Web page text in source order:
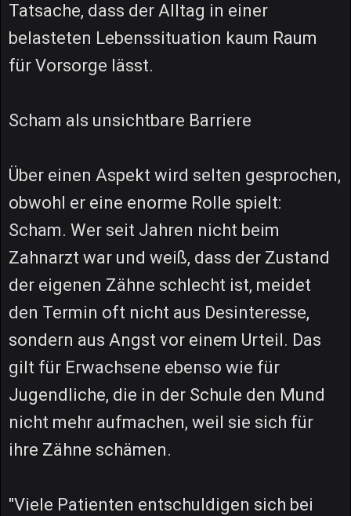
Tatsache, dass der Alltag in einer
belasteten Lebenssituation kaum Raum
für Vorsorge lässt.
Scham als unsichtbare Barriere
Über einen Aspekt wird selten gesprochen,
obwohl er eine enorme Rolle spielt:
Scham. Wer seit Jahren nicht beim
Zahnarzt war und weiß, dass der Zustand
der eigenen Zähne schlecht ist, meidet
den Termin oft nicht aus Desinteresse,
sondern aus Angst vor einem Urteil. Das
gilt für Erwachsene ebenso wie für
Jugendliche, die in der Schule den Mund
nicht mehr aufmachen, weil sie sich für
ihre Zähne schämen.
"Viele Patienten entschuldigen sich bei